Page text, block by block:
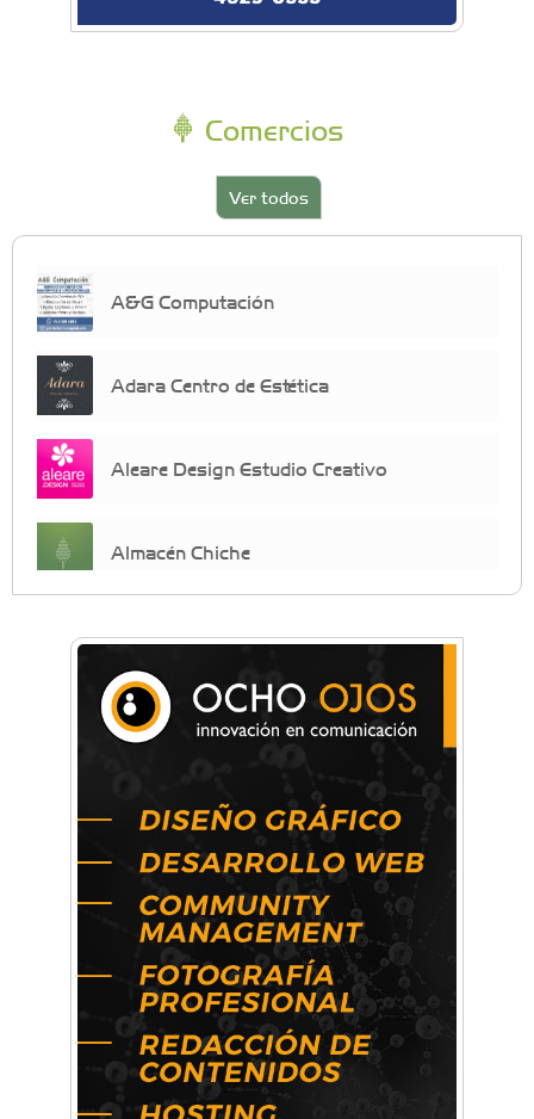
Comercios
Ver todos
A&G Computación
Adara Centro de Estética
Aleare Design Estudio Creativo
Almacén Chiche
crecimiento personal
Arq. Horacio Alejandro Sánchez
Artística ApasionArte
Artística Veral
BAIC Ramos Mejía